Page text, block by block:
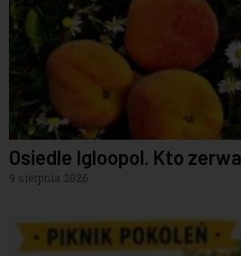
Osiedle Igloopol. Kto
9 sierpnia 2026